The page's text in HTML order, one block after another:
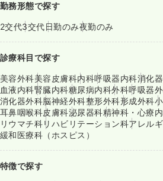
勤務形態で探す
2交代3交代日勤のみ夜勤のみ
診療科目で探す
美容外科美容皮膚科内科呼吸器内科消化
血液内科腎臓内科糖尿病内科外科呼吸器
消化器外科脳神経外科整形外科形成外科
耳鼻咽喉科皮膚科泌尿器科精神科・心療
リウマチ科リハビリテーション科アレル
緩和医療科（ホスピス）
特徴で探す